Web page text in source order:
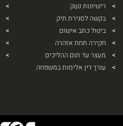
רישיונות נשק
בקשה לסגירת תיק
ביטול כתב אישום
חקירה תחת אזהרה
מעצר עד תום ההליכים
עורך דין אלימות במשפחה